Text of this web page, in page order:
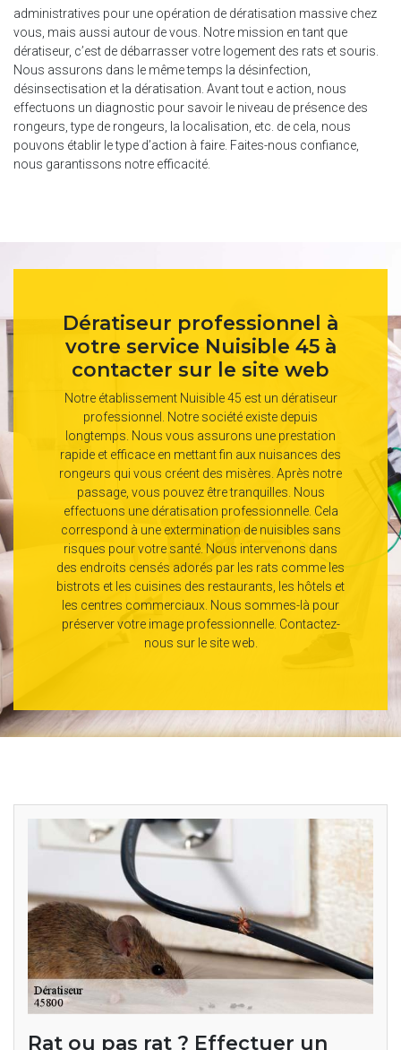
administratives pour une opération de dératisation massive chez
vous, mais aussi autour de vous. Notre mission en tant que
dératiseur, c’est de débarrasser votre logement des rats et souris.
Nous assurons dans le même temps la désinfection,
désinsectisation et la dératisation. Avant tout e action, nous
effectuons un diagnostic pour savoir le niveau de présence des
rongeurs, type de rongeurs, la localisation, etc. de cela, nous
pouvons établir le type d’action à faire. Faites-nous confiance,
nous garantissons notre efficacité.
Dératiseur professionnel à
votre service Nuisible 45 à
contacter sur le site web
Notre établissement Nuisible 45 est un dératiseur
professionnel. Notre société existe depuis
longtemps. Nous vous assurons une prestation
rapide et efficace en mettant fin aux nuisances des
rongeurs qui vous créent des misères. Après notre
passage, vous pouvez être tranquilles. Nous
effectuons une dératisation professionnelle. Cela
correspond à une extermination de nuisibles sans
risques pour votre santé. Nous intervenons dans
des endroits censés adorés par les rats comme les
bistrots et les cuisines des restaurants, les hôtels et
les centres commerciaux. Nous sommes-là pour
préserver votre image professionnelle. Contactez-
nous sur le site web.
Rat ou pas rat ? Effectuer un